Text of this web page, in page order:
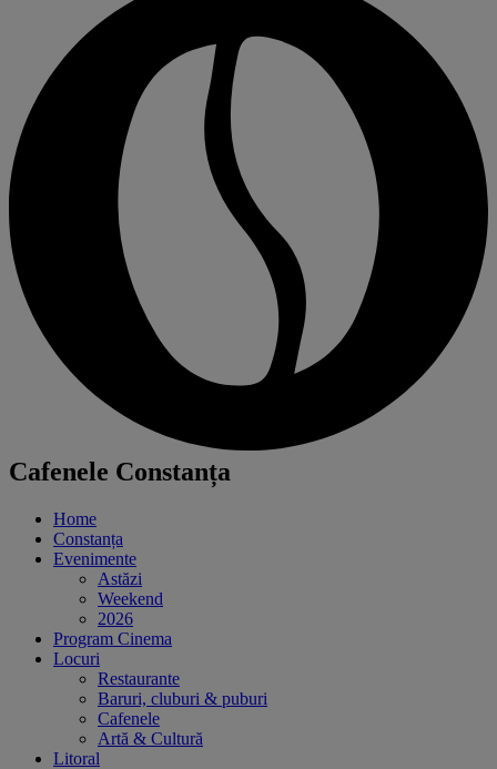
Cafenele Constanța
Home
Constanța
Evenimente
Astăzi
Weekend
2026
Program Cinema
Locuri
Restaurante
Baruri, cluburi & puburi
Cafenele
Artă & Cultură
Litoral